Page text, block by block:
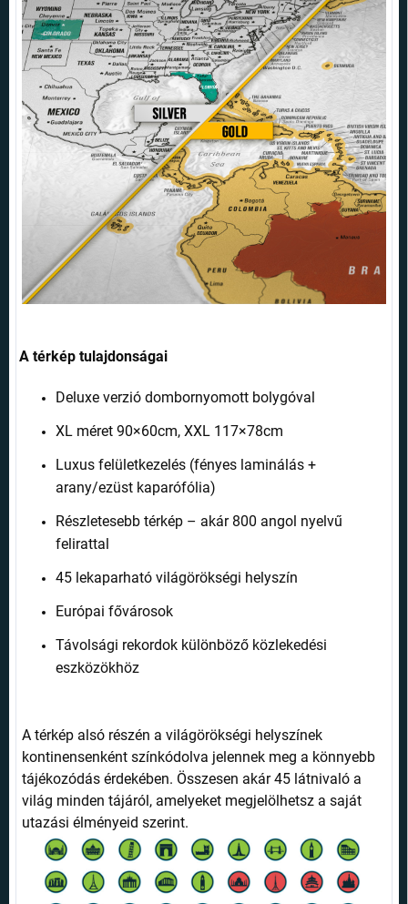
A térkép tulajdonságai
Deluxe verzió dombornyomott bolygóval
XL méret 90×60cm, XXL 117×78cm
Luxus felületkezelés (fényes laminálás +
arany/ezüst kaparófólia)
Részletesebb térkép – akár 800 angol nyelvű
felirattal
45 lekaparható világörökségi helyszín
Európai fővárosok
Távolsági rekordok különböző közlekedési
eszközökhöz
A térkép alsó részén a világörökségi helyszínek
kontinensenként színkódolva jelennek meg a könnyebb
tájékozódás érdekében. Összesen akár 45 látnivaló a
világ minden tájáról, amelyeket megjelölhetsz a saját
utazási élményeid szerint.